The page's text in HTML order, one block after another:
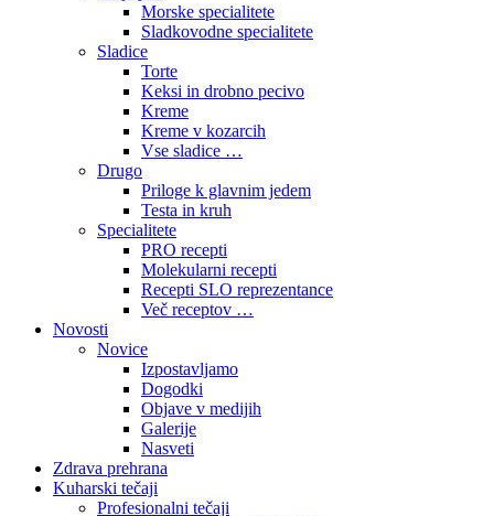
Morske specialitete
Sladkovodne specialitete
Sladice
Torte
Keksi in drobno pecivo
Kreme
Kreme v kozarcih
Vse sladice …
Drugo
Priloge k glavnim jedem
Testa in kruh
Specialitete
PRO recepti
Molekularni recepti
Recepti SLO reprezentance
Več receptov …
Novosti
Novice
Izpostavljamo
Dogodki
Objave v medijih
Galerije
Nasveti
Zdrava prehrana
Kuharski tečaji
Profesionalni tečaji